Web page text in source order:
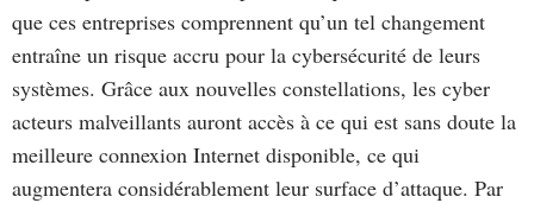
que ces entreprises comprennent qu’un tel changement
entraîne un risque accru pour la cybersécurité de leurs
systèmes. Grâce aux nouvelles constellations, les cyber
acteurs malveillants auront accès à ce qui est sans doute la
meilleure connexion Internet disponible, ce qui
augmentera considérablement leur surface d’attaque. Par